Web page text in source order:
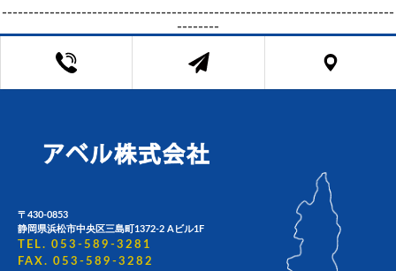
--------------------------------------------------------------------------
--------
〒430-0853
静岡県浜松市中央区三島町1372-2 Aビル1F
TEL. 053-589-3281
FAX. 053-589-3282